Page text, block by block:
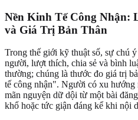
Nền Kinh Tế Công Nhận:
và Giá Trị Bản Thân
Trong thế giới kỹ thuật số, sự chú
người, lượt thích, chia sẻ và bình
thường; chúng là thước đo giá trị
tế công nhận". Người có xu hướng
mãn nguyện dữ dội từ một bài
khổ hoặc tức giận đáng kể khi nội